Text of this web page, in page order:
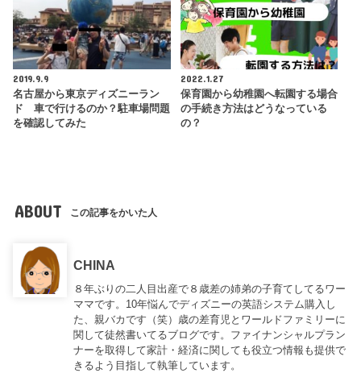
2019.9.9
名古屋から東京ディズニーラン
ド 車で行けるのか？駐車場問題
を確認してみた
2022.1.27
保育園から幼稚園へ転園する場合
の手続き方法はどうなっている
の？
ABOUT この記事をかいた人
CHINA
８年ぶりの二人目出産で８歳差の姉弟の子育てしてるワー
ママです。10年悩んでディズニーの英語システム購入し
た、親バカです（笑）歳の差育児とワールドファミリーに
関して徒然書いてるブログです。ファイナンシャルプラン
ナーを取得して家計・経済に関しても役立つ情報も提供で
きるよう目指して執筆しています。